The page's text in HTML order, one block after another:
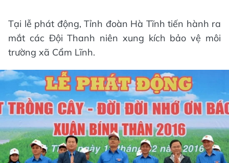
Tại lễ phát động, Tỉnh đoàn Hà Tĩnh tiến hành ra
mắt các Đội Thanh niên xung kích bảo vệ môi
trường xã Cẩm Lĩnh.